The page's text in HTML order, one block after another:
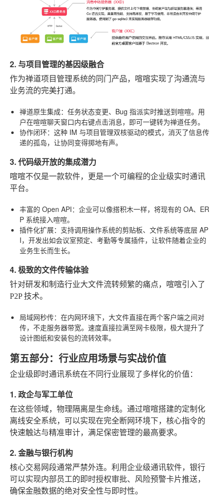
2. 与项目管理的基因级融合
作为禅道项目管理系统的同门产品，喧喧实现了沟通流与
业务流的完美打通。
禅道原生集成：任务状态变更、Bug 指派实时推送到喧喧。用
户在喧喧聊天窗口内右键点击消息，即可一键转为禅道任务。
协作闭环：这种 IM 与项目管理双核驱动的模式，消灭了信息传
递的孤岛，让协同变得掷地有声。
3. 代码级开放的集成潜力
喧喧不仅是一款软件，更是一个可编程的企业级实时通讯
平台。
丰富的 Open API：企业可以像搭积木一样，将现有的 OA、ER
P 系统接入喧喧。
插件化扩展：支持调用操作系统的剪贴板、文件系统等底层 AP
I，开发出如会议室预定、考勤等专属插件，让软件随着企业的
业务生长而生长。
4. 极致的文件传输体验
针对研发和制造行业大文件流转频繁的痛点，喧喧引入了
P2P 技术。
局域网秒传：在内网环境下，大文件直接在两个客户端之间对
传，不走服务器带宽。速度直接拉满至网卡极限，极大提升了
设计图纸和安装包的流转效率。
第五部分：行业应用场景与实战价值
企业级即时通讯系统在不同行业展现了多样化的价值：
1. 政企与军工单位
在这些领域，物理隔离是生命线。通过喧喧搭建的定制化
离线安全系统，可以实现在完全断网环境下，核心指令的
快速触达与精准审计，满足保密管理的最高要求。
2. 金融与银行机构
核心交易网段通常严禁外连。利用企业级通讯软件，银行
可以实现内部员工的即时授权审批、风险预警卡片推送，
确保金融数据的绝对安全性与即时性。